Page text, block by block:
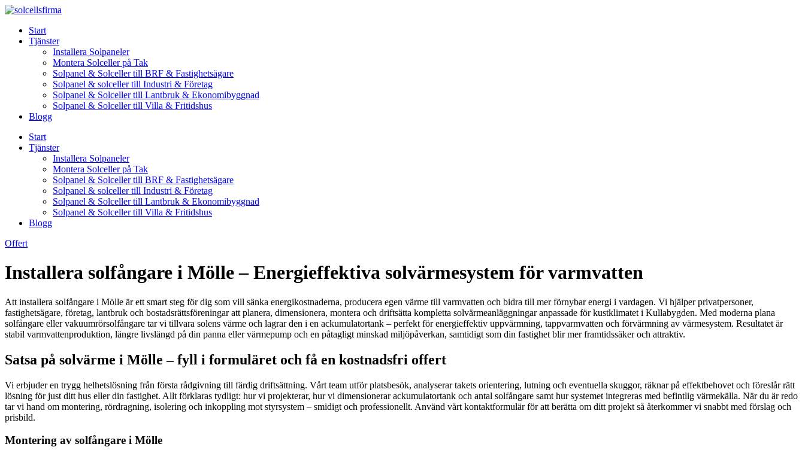
Skip
contentStart
Tjänster
Installera Solpaneler
Montera Solceller på Tak
Solpanel & Solceller till BRF & Fastighetsägare
Solpanel & solceller till Industri & Företag
Solpanel & Solceller till Lantbruk & Ekonomibyggnad
Solpanel & Solceller till Villa & Fritidshus
Blogg
Start
Tjänster
Installera Solpaneler
Montera Solceller på Tak
Solpanel & Solceller till BRF & Fastighetsägare
Solpanel & solceller till Industri & Företag
Solpanel & Solceller till Lantbruk & Ekonomibyggnad
Solpanel & Solceller till Villa & Fritidshus
Blogg
Offert
Installera solfångare i Mölle – Energieffektiva solvärmesystem för varmvatten
Att installera solfångare i Mölle är ett smart steg för dig som vill sänka energikostnaderna, producera egen värme till varmvatten och bidra till mer förnybar energi i vardagen. Vi hjälper privatpersoner,
fastighetsägare, företag, lantbruk och bostadsrättsföreningar att planera, dimensionera, montera och driftsätta kompletta solvärmeanläggningar anpassade för kustklimatet i Kullabygden. Med moderna plana
solfångare eller vakuumrörsolfångare tar vi tillvara solens värme och lagrar den i en ackumulatortank – perfekt för energieffektiv uppvärmning, tappvarmvatten och förvärmning av värmesystem. Resultatet är
stabil varmvattenproduktion, längre livslängd på din panna eller värmepump och en påtagligt minskad miljöpåverkan, samtidigt som din fastighet blir mer framtidssäker och attraktiv.
Satsa på solvärme i Mölle – fyll i formuläret och få en kostnadsfri offert
Vi erbjuder en trygg helhetslösning från första rådgivning till färdig driftsättning. Vårt team utför platsbesök, analyserar takets orientering, lutning och eventuella skuggor, räknar på effektbehovet och föreslår rätt
lösning för just ditt hus eller din fastighet. Allt förklaras tydligt: hur vi projekterar, hur vi dimensionerar ackumulatortank och antal solfångare samt hur systemet integreras med befintlig värmekälla. När du är redo
tar vi hand om montering, rördragning, isolering och inkoppling mot styrsystem – smidigt och professionellt. Använd vårt kontaktformulär för att berätta om ditt projekt så återkommer vi snabbt med förslag och
prisbild.
Montering av solfångare i Mölle